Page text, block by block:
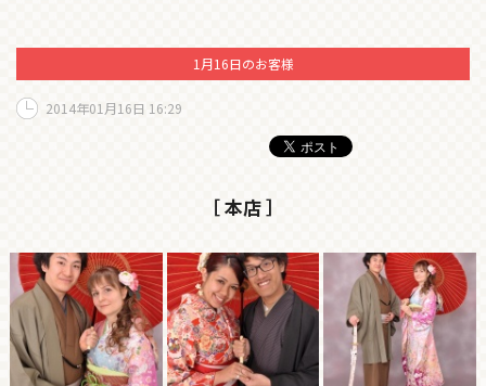
1月16日のお客様
2014年01月16日 16:29
［ 本店 ］